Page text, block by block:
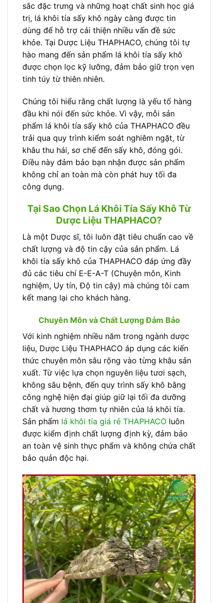
sắc đặc trưng và những hoạt chất sinh học giá
trị, lá khôi tía sấy khô ngày càng được tin
dùng để hỗ trợ cải thiện nhiều vấn đề sức
khỏe. Tại Dược Liệu THAPHACO, chúng tôi tự
hào mang đến sản phẩm lá khôi tía sấy khô
được chọn lọc kỹ lưỡng, đảm bảo giữ trọn vẹn
tinh túy từ thiên nhiên.
Chúng tôi hiểu rằng chất lượng là yếu tố hàng
đầu khi nói đến sức khỏe. Vì vậy, mỗi sản
phẩm lá khôi tía sấy khô của THAPHACO đều
trải qua quy trình kiểm soát nghiêm ngặt, từ
khâu thu hái, sơ chế đến sấy khô, đóng gói.
Điều này đảm bảo bạn nhận được sản phẩm
không chỉ an toàn mà còn phát huy tối đa
công dụng.
Tại Sao Chọn Lá Khôi Tía Sấy Khô Từ
Dược Liệu THAPHACO?
Là một Dược sĩ, tôi luôn đặt tiêu chuẩn cao về
chất lượng và độ tin cậy của sản phẩm. Lá
khôi tía sấy khô của THAPHACO đáp ứng đầy
đủ các tiêu chí E-E-A-T (Chuyên môn, Kinh
nghiệm, Uy tín, Độ tin cậy) mà chúng tôi cam
kết mang lại cho khách hàng.
Chuyên Môn và Chất Lượng Đảm Bảo
Với kinh nghiệm nhiều năm trong ngành dược
liệu, Dược Liệu THAPHACO áp dụng các kiến
thức chuyên môn sâu rộng vào từng khâu sản
xuất. Từ việc lựa chọn nguyên liệu tươi sạch,
không sâu bệnh, đến quy trình sấy khô bằng
công nghệ hiện đại giúp giữ lại tối đa dưỡng
chất và hương thơm tự nhiên của lá khôi tía.
Sản phẩm lá khôi tía giá rẻ THAPHACO luôn
được kiểm định chất lượng định kỳ, đảm bảo
an toàn vệ sinh thực phẩm và không chứa chất
bảo quản độc hại.